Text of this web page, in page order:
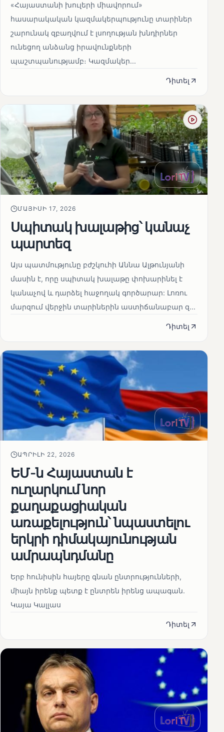
«Հայաստանի խուլերի միավորում»
հասարակական կազմակերպությունը տարիներ
շարունակ զբաղվում է լսողության խնդիրներ
ունեցող անձանց իրավունքների
պաշտպանությամբ։ Կազմակեր...
Դիտել
ՄԱՅԻՍԻ 17, 2026
Սպիտակ խալաթից՝ կանաչ
պարտեզ
Այս պատմությունը բժշկուհի Աննա Ալթունյանի
մասին է, որը սպիտակ խալաթը փոխարինել է
կանաչով և դարձել հաջողակ գործարար: Լոռու
մարզում վերջին տարիներին աստիճանաբար զ...
Դիտել
ԱՊՐԻԼԻ 22, 2026
ԵՄ-ն Հայաստան է
ուղարկում նոր
քաղաքացիական
առաքելություն՝ նպաստելու
երկրի դիմակայունության
ամրապնդմանը
Երբ հունիսին հայերը գնան ընտրությունների,
միայն իրենք պետք է ընտրեն իրենց ապագան.
Կայա Կալլաս
Դիտել